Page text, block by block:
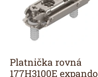
dPlatnička rovná
177H3100E expando